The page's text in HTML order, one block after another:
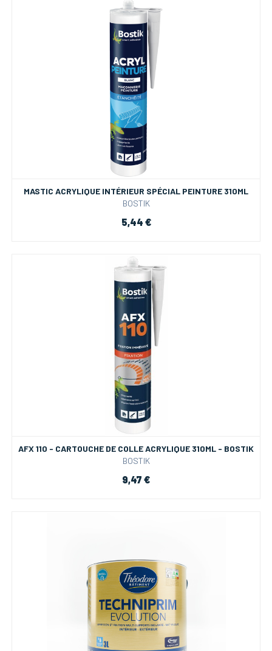
MASTIC ACRYLIQUE INTÉRIEUR SPÉCIAL PEINTURE 310ML
BOSTIK
5,44 €
AFX 110 - CARTOUCHE DE COLLE ACRYLIQUE 310ML - BOSTIK
BOSTIK
9,47 €